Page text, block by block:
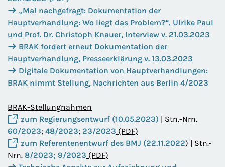
„Mal nachgefragt: Dokumentation der
Hauptverhandlung: Wo liegt das Problem?“, Ulrike Paul
und Prof. Dr. Christoph Knauer, Interview v. 21.03.2023
BRAK fordert erneut Dokumentation der
Hauptverhandlung, Presseerklärung v. 13.03.2023
Digitale Dokumentation von Hauptverhandlungen:
BRAK nimmt Stellung, Nachrichten aus Berlin 4/2023
BRAK-Stellungnahmen
zum Regierungsentwurf (10.05.2023) | Stn.-Nrn.
60/2023; 48/2023; 23/2023 (PDF)
zum Referentenentwurf des BMJ (22.11.2022) | Stn.-
Nrn. 8/2023; 9/2023 (PDF)